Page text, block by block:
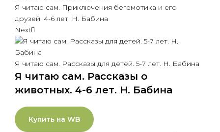
Я читаю сам. Приключения бегемотика и его
друзей. 4-6 лет. Н. Бабина
Next
Я читаю сам. Рассказы для детей. 5-7 лет. Н. Бабина
Я читаю сам. Рассказы о
животных. 4-6 лет. Н. Бабина
Купить на WB